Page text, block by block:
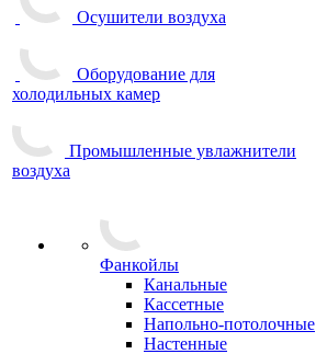
Осушители воздуха
Оборудование для
холодильных камер
Промышленные увлажнители
воздуха
Фанкойлы
Канальные
Кассетные
Напольно-потолочные
Настенные